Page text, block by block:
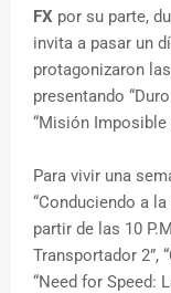
FX por su parte,
invita a pasar un
protagonizaron
presentando
“Misión Imposible
Para vivir una
“Conduciendo a
partir de las 10
Transportador 2”,
“Need for Speed: